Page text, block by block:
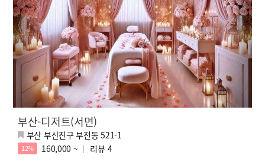
부산-디저트(서면)
부산 부산진구 부전동 521-1
12% 160,000 ~ 리뷰 4